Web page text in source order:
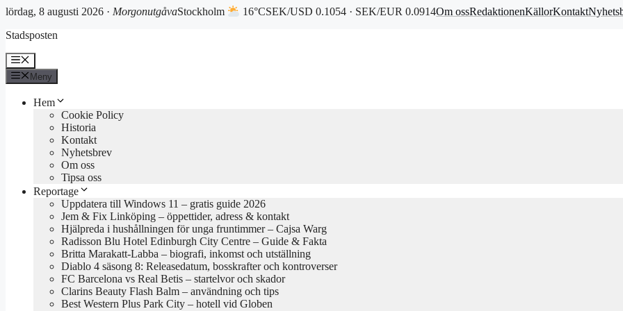
lördag, 8 augusti 2026 · MorgonutgåvaStockholm 16°CSEK/USD 0.1054 · SEK/EUR 0.0914Om ossRedaktionenKällorKontakt
till
Stadsposten
Meny
Meny
Hem
Cookie Policy
Historia
Kontakt
Nyhetsbrev
Om oss
Tipsa oss
Reportage
Uppdatera till Windows 11 – gratis guide 2026
Jem & Fix Linköping – öppettider, adress & kontakt
Hjälpreda i hushållningen för unga fruntimmer – Cajsa Warg
Radisson Blu Hotel Edinburgh City Centre – Guide & Fakta
Britta Marakatt-Labba – biografi, inkomst och utställning
Diablo 4 säsong 8: Releasedatum, bosskrafter och kontroverser
FC Barcelona vs Real Betis – startelvor och skador
Clarins Beauty Flash Balm – användning och tips
Best Western Plus Park City – hotell vid Globen